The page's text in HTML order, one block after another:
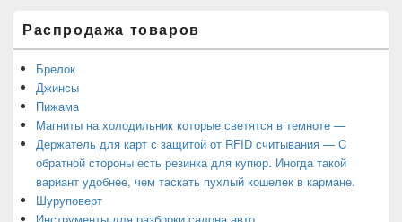
Распродажа товаров
Брелок
Джинсы
Пижама
Магниты на холодильник которые светятся в темноте —
Держатель для карт с защитой от RFID считывания — C
обратной стороны есть резинка для купюр. Иногда такой
вариант удобнее, чем таскать пухлый кошелек в кармане.
Шуруповерт
Инструменты для разборки салона авто